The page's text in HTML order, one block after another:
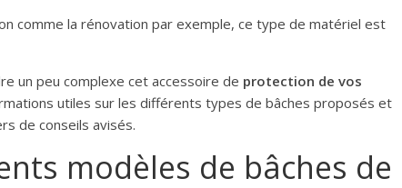
comme la rénovation par exemple, ce type de matériel est
un peu complexe cet accessoire de protection de vos
utiles sur les différents types de bâches proposés et
de conseils avisés.
modèles de bâches de